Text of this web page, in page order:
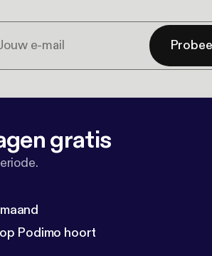
gratis
Podimo hoort